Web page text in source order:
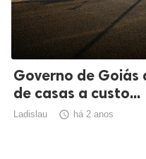
Governo de Goiás
de casas a custo...
Ladislau  há 2 anos